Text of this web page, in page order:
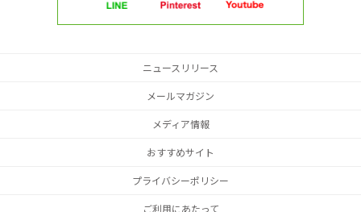
ニュースリリース
メールマガジン
メディア情報
おすすめサイト
プライバシーポリシー
ご利用にあたって